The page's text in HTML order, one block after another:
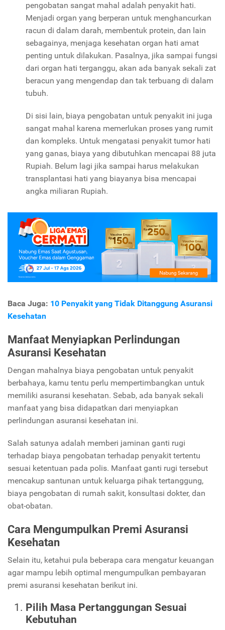
pengobatan sangat mahal adalah penyakit hati.
Menjadi organ yang berperan untuk menghancurkan
racun di dalam darah, membentuk protein, dan lain
sebagainya, menjaga kesehatan organ hati amat
penting untuk dilakukan. Pasalnya, jika sampai fungsi
dari organ hati terganggu, akan ada banyak sekali zat
beracun yang mengendap dan tak terbuang di dalam
tubuh.
Di sisi lain, biaya pengobatan untuk penyakit ini juga
sangat mahal karena memerlukan proses yang rumit
dan kompleks. Untuk mengatasi penyakit tumor hati
yang ganas, biaya yang dibutuhkan mencapai 88 juta
Rupiah. Belum lagi jika sampai harus melakukan
transplantasi hati yang biayanya bisa mencapai
angka miliaran Rupiah.
Baca Juga: 10 Penyakit yang Tidak Ditanggung Asuransi
Kesehatan
Manfaat Menyiapkan Perlindungan
Asuransi Kesehatan
Dengan mahalnya biaya pengobatan untuk penyakit
berbahaya, kamu tentu perlu mempertimbangkan untuk
memiliki asuransi kesehatan. Sebab, ada banyak sekali
manfaat yang bisa didapatkan dari menyiapkan
perlindungan asuransi kesehatan ini.
Salah satunya adalah memberi jaminan ganti rugi
terhadap biaya pengobatan terhadap penyakit tertentu
sesuai ketentuan pada polis. Manfaat ganti rugi tersebut
mencakup santunan untuk keluarga pihak tertanggung,
biaya pengobatan di rumah sakit, konsultasi dokter, dan
obat-obatan.
Cara Mengumpulkan Premi Asuransi
Kesehatan
Selain itu, ketahui pula beberapa cara mengatur keuangan
agar mampu lebih optimal mengumpulkan pembayaran
premi asuransi kesehatan berikut ini.
Pilih Masa Pertanggungan Sesuai
Kebutuhan